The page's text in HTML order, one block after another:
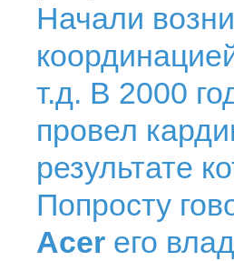
Начали
т.д. В 2000
провел
результате
Попросту
Acer его